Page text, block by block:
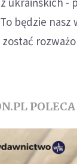
będzie
POLECA